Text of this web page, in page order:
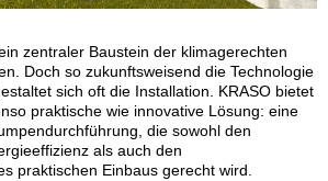
zentraler Baustein der klimagerechten
Doch so zukunftsweisend die Technologie
sich oft die Installation. KRASO bietet
praktische wie innovative Lösung: eine
die sowohl den
als auch den
praktischen Einbaus gerecht wird.